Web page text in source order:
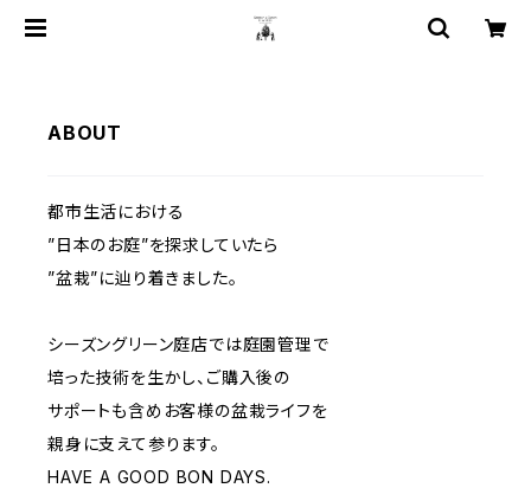
ABOUT
都市生活における
”日本のお庭”を探求していたら
”盆栽”に辿り着きました。
シーズングリーン庭店では庭園管理で
培った技術を生かし、ご購入後の
サポートも含めお客様の盆栽ライフを
親身に支えて参ります。
HAVE A GOOD BON DAYS.